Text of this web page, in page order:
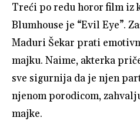
Treći po redu horor film iz
Blumhouse je “Evil Eye”.
Maduri Šekar prati
majku. Naime, akterka
sve sigurnija da je njen
njenom porodicom,
majke.